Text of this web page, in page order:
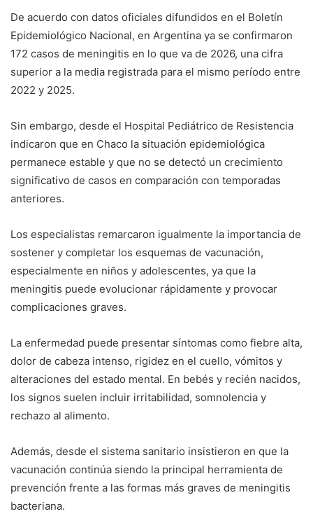
De acuerdo con datos oficiales difundidos en el Boletín
Epidemiológico Nacional, en Argentina ya se confirmaron
172 casos de meningitis en lo que va de 2026, una cifra
superior a la media registrada para el mismo período entre
2022 y 2025.
Sin embargo, desde el Hospital Pediátrico de Resistencia
indicaron que en Chaco la situación epidemiológica
permanece estable y que no se detectó un crecimiento
significativo de casos en comparación con temporadas
anteriores.
Los especialistas remarcaron igualmente la importancia de
sostener y completar los esquemas de vacunación,
especialmente en niños y adolescentes, ya que la
meningitis puede evolucionar rápidamente y provocar
complicaciones graves.
La enfermedad puede presentar síntomas como fiebre alta,
dolor de cabeza intenso, rigidez en el cuello, vómitos y
alteraciones del estado mental. En bebés y recién nacidos,
los signos suelen incluir irritabilidad, somnolencia y
rechazo al alimento.
Además, desde el sistema sanitario insistieron en que la
vacunación continúa siendo la principal herramienta de
prevención frente a las formas más graves de meningitis
bacteriana.